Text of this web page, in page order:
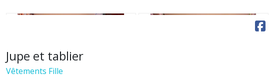
Jupe et tablier
Vêtements Fille